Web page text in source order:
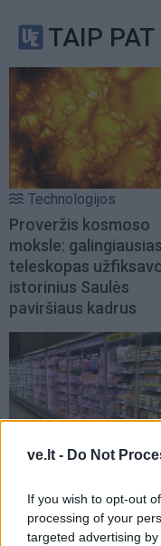
ve.lt - Do Not
If you wish to opt-out
processing of your
targeted advertising
TAIP
Technologijos
Proveržis kosmoso
moksle: galingiausias
teleskopas
istorinius Saulės
paviršiaus kadrus
Verslas
Nedideliame mieste -
maža parduotuvė:
padidinti